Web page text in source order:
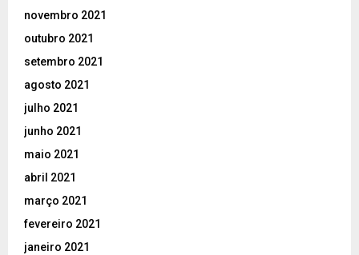
novembro 2021
outubro 2021
setembro 2021
agosto 2021
julho 2021
junho 2021
maio 2021
abril 2021
março 2021
fevereiro 2021
janeiro 2021